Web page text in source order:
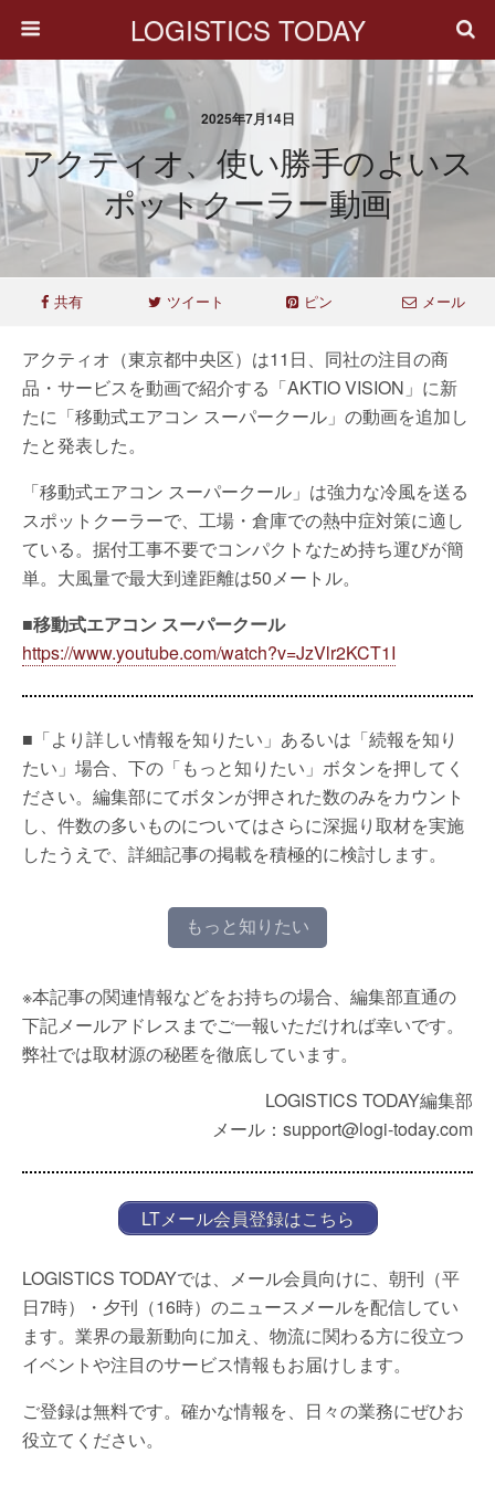
LOGISTICS TODAY
2025年7月14日
アクティオ、使い勝手のよいス
ポットクーラー動画
共有 ツイート ピン メール
アクティオ（東京都中央区）は11日、同社の注目の商
品・サービスを動画で紹介する「AKTIO VISION」に新
たに「移動式エアコン スーパークール」の動画を追加し
たと発表した。
「移動式エアコン スーパークール」は強力な冷風を送る
スポットクーラーで、工場・倉庫での熱中症対策に適し
ている。据付工事不要でコンパクトなため持ち運びが簡
単。大風量で最大到達距離は50メートル。
■移動式エアコン スーパークール
https://www.youtube.com/watch?v=JzVlr2KCT1I
■「より詳しい情報を知りたい」あるいは「続報を知り
たい」場合、下の「もっと知りたい」ボタンを押してく
ださい。編集部にてボタンが押された数のみをカウント
し、件数の多いものについてはさらに深掘り取材を実施
したうえで、詳細記事の掲載を積極的に検討します。
もっと知りたい
※本記事の関連情報などをお持ちの場合、編集部直通の
下記メールアドレスまでご一報いただければ幸いです。
弊社では取材源の秘匿を徹底しています。
LOGISTICS TODAY編集部
メール：support@logi-today.com
LTメール会員登録はこちら
LOGISTICS TODAYでは、メール会員向けに、朝刊（平
日7時）・夕刊（16時）のニュースメールを配信してい
ます。業界の最新動向に加え、物流に関わる方に役立つ
イベントや注目のサービス情報もお届けします。
ご登録は無料です。確かな情報を、日々の業務にぜひお
役立てください。